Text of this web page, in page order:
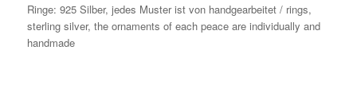
Ringe: 925 Silber, jedes Muster ist von handgearbeitet / rings,
sterling silver, the ornaments of each peace are individually and
handmade